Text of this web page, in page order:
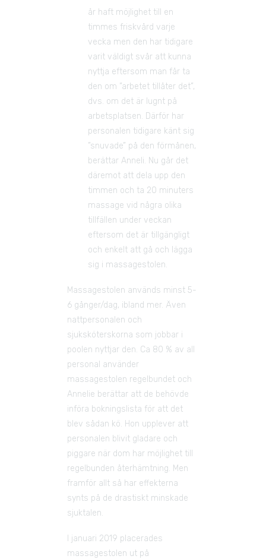
år haft möjlighet till en
timmes friskvård varje
vecka men den har tidigare
varit väldigt svår att kunna
nyttja eftersom man får ta
den om ”arbetet tillåter det”,
dvs. om det är lugnt på
arbetsplatsen. Därför har
personalen tidigare känt sig
”snuvade” på den förmånen,
berättar Anneli. Nu går det
däremot att dela upp den
timmen och ta 20 minuters
massage vid några olika
tillfällen under veckan
eftersom det är tillgängligt
och enkelt att gå och lägga
sig i massagestolen.
Massagestolen används minst 5-
6 gånger/dag, ibland mer. Även
nattpersonalen och
sjuksköterskorna som jobbar i
poolen nyttjar den. Ca 80 % av all
personal använder
massagestolen regelbundet och
Annelie berättar att de behövde
införa bokningslista för att det
blev sådan kö. Hon upplever att
personalen blivit gladare och
piggare när dom har möjlighet till
regelbunden återhämtning. Men
framför allt så har effekterna
synts på de drastiskt minskade
sjuktalen.
I januari 2019 placerades
massagestolen ut på